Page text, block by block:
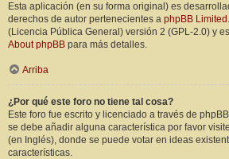
Esta aplicación (en su forma original) es
derechos de autor pertenecientes a phpBB Limited
(Licencia Pública General) versión 2 (GPL-2.0) y
About phpBB para más detalles.
Arriba
¿Por qué este foro no tiene tal cosa?
Este foro fue escrito y licenciado a través de
se debe añadir alguna característica por favor visite
(en Inglés), donde se puede votar en ideas
características.